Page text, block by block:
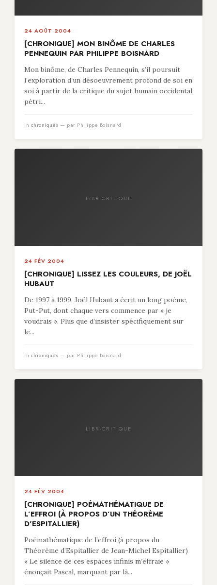
24 AOÛT 2004
[CHRONIQUE] MON BINÔME DE CHARLES
PENNEQUIN PAR PHILIPPE BOISNARD
Mon binôme, de Charles Pennequin, s’il poursuit
l’exploration d’un désoeuvrement profond de soi en
soi à partir de la critique du sujet humain occidental
pétri...
in chroniques — par Philippe Boisnard
LIBR-CRITIQUE
24 FÉV 2004
[CHRONIQUE] LISSEZ LES COULEURS, DE JOËL
HUBAUT
De 1997 à 1999, Joël Hubaut a écrit un long poème,
Put-Put, dont chaque vers commence par « je
voudrais ». Plus que d’insister spécifiquement sur
le...
in chroniques — par Philippe Boisnard
LIBR-CRITIQUE
24 FÉV 2004
[CHRONIQUE] POÉMATHÉMATIQUE DE
L’EFFROI (À PROPOS D’UN THÉORÈME
D’ESPITALLIER)
Poémathématique de l’effroi (à propos du
Théorème d’Espitallier de Jean-Michel Espitallier)
« Le silence de ces espaces infinis m’effraie »
énonçait Pascal, marquant par là...